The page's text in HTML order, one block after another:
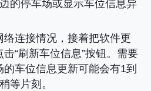
的停车场或显示车位信息异
连接情况，接着把软件更
“刷新车位信息”按钮。需要
车位信息更新可能会有1到
等片刻。